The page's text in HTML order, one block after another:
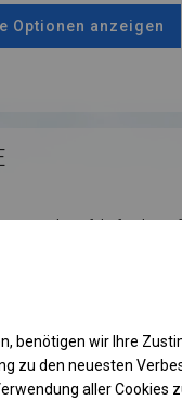
Optionen anzeigen
sich perfekt für die
Es kann als
benötigen wir Ihre
zu den neuesten
aller Cookies